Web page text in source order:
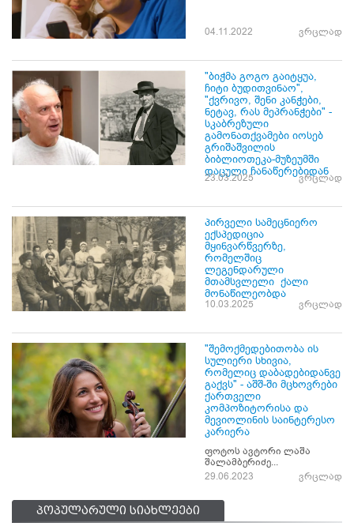
04.11.2022 ვრცლად
"ბიჭმა გოგო გაიტყუა,
ჩიტი ბუდითვინაო",
"ქვრივო, შენი კანჭები,
ნეტავ, რას მეპრანჭები" -
სკაბრეზული
გამონათქვამები იოსებ
გრიშაშვილის
ბიბლიოთეკა-მუზეუმში
დაცული ჩანაწერებიდან
23.03.2025 ვრცლად
პირველი სამეცნიერო
ექსპედიცია
მყინვარწვერზე,
რომელშიც
ლეგენდარული
მთამსვლელი ქალი
მონაწილეობდა
10.03.2025 ვრცლად
"შემოქმედებითობა ის
სულიერი სხივია,
რომელიც დაბადებიდანვე
გაქვს" - აშშ-ში მცხოვრები
ქართველი
კომპოზიტორისა და
მევიოლინის საინტერესო
კარიერა
ფოტოს ავტორი ლაშა
შალამბერიძე...
29.06.2023
ვრცლად
პოპულარული სიახლეები